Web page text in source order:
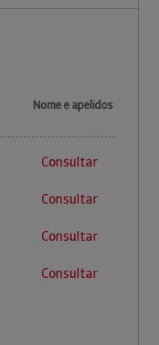
Nome e apelidos
Consultar
Consultar
Consultar
Consultar